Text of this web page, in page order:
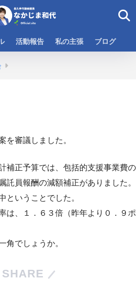
活動報告 私の主張 ブログ
を審議しました。
補正予算では、包括的支援事業費の
託員報酬の減額補正がありました。
ということでした。
は、１．６３倍（昨年より０．９ポ
角でしょうか。
SHARE